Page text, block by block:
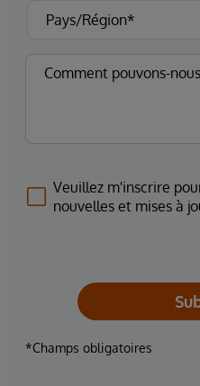
Veuillez m'inscrire
nouvelles et mises à
*Champs obligatoires